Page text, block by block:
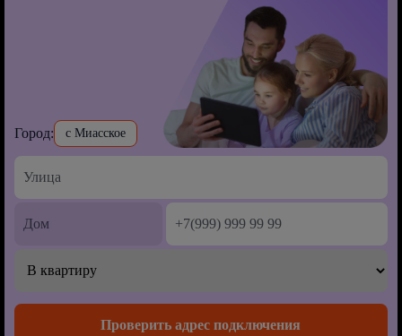
Город: с Миасское